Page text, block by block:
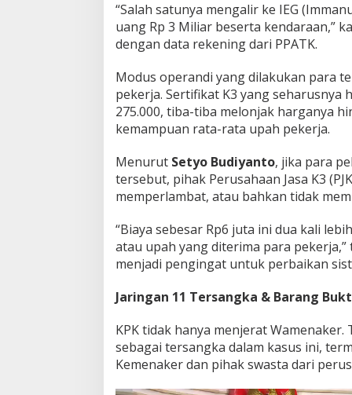
“Salah satunya mengalir ke IEG
uang Rp 3 Miliar beserta kendaraan,”
dengan data rekening dari PPATK.
Modus operandi yang dilakukan para
pekerja. Sertifikat K3 yang seharusnya
275.000, tiba-tiba melonjak harganya
kemampuan rata-rata upah pekerja.
Menurut Setyo Budiyanto, jika para
tersebut, pihak Perusahaan Jasa K3
memperlambat, atau bahkan tidak
“Biaya sebesar Rp6 juta ini dua kali
atau upah yang diterima para
menjadi pengingat untuk perbaikan
Jaringan 11 Tersangka & Barang
KPK tidak hanya menjerat
sebagai tersangka dalam kasus ini,
Kemenaker dan pihak swasta dari